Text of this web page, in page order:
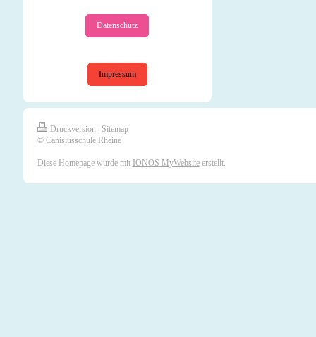
Datenschutz
Impressum
Druckversion
Sitemap
© Canisiusschule Rheine
Diese Homepage wurde mit IONOS MyWebsiteerstellt.